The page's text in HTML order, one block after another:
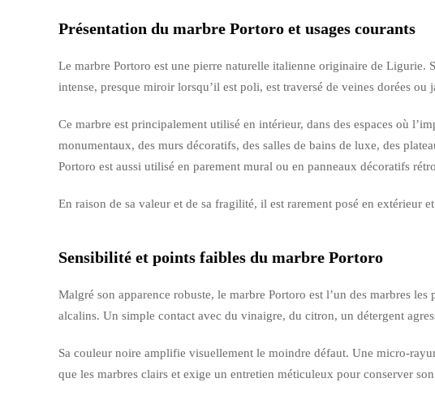
Présentation du marbre Portoro et usages courants
Le marbre Portoro est une pierre naturelle italienne originaire de Ligurie.
intense, presque miroir lorsqu’il est poli, est traversé de veines dorées
Ce marbre est principalement utilisé en intérieur, dans des espaces où
monumentaux, des murs décoratifs, des salles de bains de luxe, des
Portoro est aussi utilisé en parement mural ou en panneaux décoratifs
En raison de sa valeur et de sa fragilité, il est rarement posé en extérieur
Sensibilité et points faibles du marbre Portoro
Malgré son apparence robuste, le marbre Portoro est l’un des marbres
alcalins. Un simple contact avec du vinaigre, du citron, un détergent
Sa couleur noire amplifie visuellement le moindre défaut. Une micro-
que les marbres clairs et exige un entretien méticuleux pour conserver